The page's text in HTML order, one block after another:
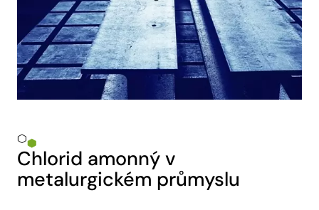
Chlorid amonný v
metalurgickém průmyslu